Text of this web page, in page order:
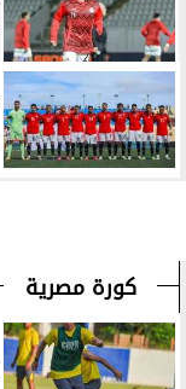
كورة مصرية